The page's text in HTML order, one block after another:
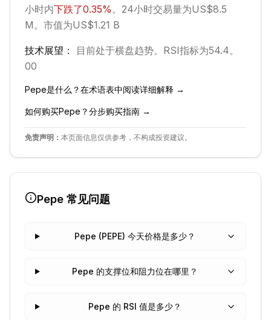
小时内下跌了0.35%。 24小时交易量为US$8.5
M。 市值为US$1.21 B
技术展望： 目前处于横盘趋势。 RSI指标为54.4。
00
Pepe是什么？在术语表中阅读详细解释 →
如何购买Pepe ？分步购买指南 →
免责声明： 本页面信息仅供参考，不构成投资建议。
Pepe 常见问题
Pepe (PEPE) 今天价格是多少？
Pepe 的支撑位和阻力位在哪里？
Pepe 的 RSI 值是多少？